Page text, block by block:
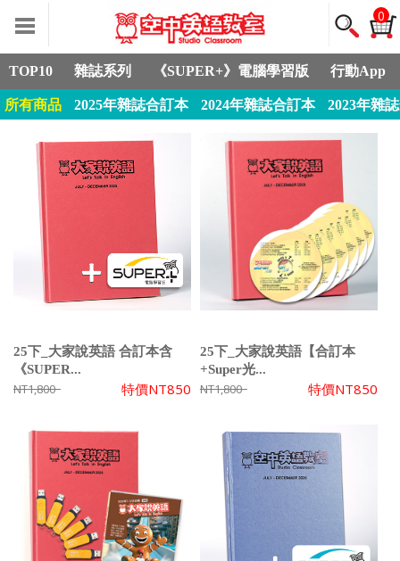
0
TOP10 雜誌系列 《SUPER+》電腦學習版 行動App
所有商品 2025年雜誌合訂本 2024年雜誌合訂本 2023年雜
25下_大家說英語 合訂本含
《SUPER...
NT1,800 特價NT850
25下_大家說英語【合訂本
+Super光...
NT1,800 特價NT850